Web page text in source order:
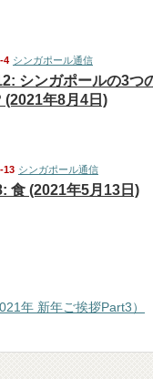
4 シンガポール通信
シンガポールの3つ
(2021年8月4日)
13 シンガポール通信
食 (2021年5月13日)
年 新年ご挨拶Part3）